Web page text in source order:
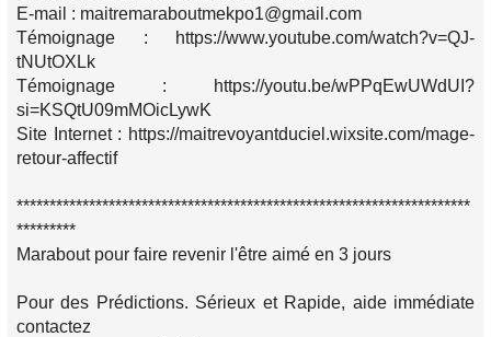
E-mail : maitremaraboutmekpo1@gmail.com
Témoignage : https://www.youtube.com/watch?v=QJ-
tNUtOXLk
Témoignage : https://youtu.be/wPPqEwUWdUI?
si=KSQtU09mMOicLywK
Site Internet : https://maitrevoyantduciel.wixsite.com/mage-
retour-affectif
*********************************************************************
*********
Marabout pour faire revenir l'être aimé en 3 jours
Pour des Prédictions. Sérieux et Rapide, aide immédiate
contactez